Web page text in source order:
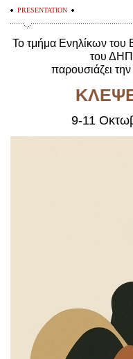
Search
Είσοδος
PRESENTATION
Το τμήμα Ενηλίκων του
του
παρουσιάζει
9-11